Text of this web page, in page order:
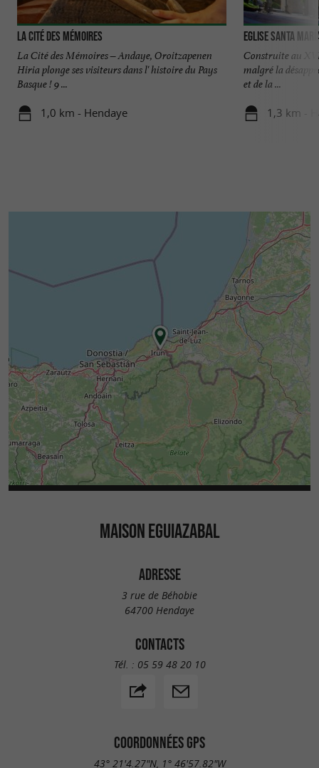
La cité des mémoires
La Cité des Mémoires – Andaye, Oroitzapenen
Hiria plonge ses visiteurs dans l' histoire du Pays
Basque ! 9 ...
1,0 km - Hendaye
Eglise Santa
Construite au
malgré la
et de la ...
1,3 km -
MAISON EGUIAZABAL
ADRESSE
3 rue de Béhobie
64700 Hendaye
CONTACTS
Tél. : 05 59 48 20 10
COORDONNÉES GPS
43° 21'4.27"N, 1° 46'57.82"W